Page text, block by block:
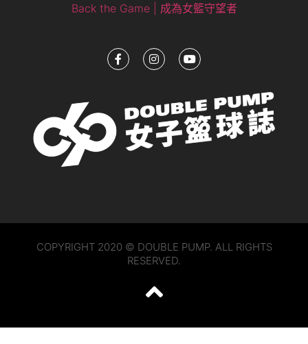
Back the Game | 成為女籃守望者
COPYRIGHT 2020 © DOUBLE PUMP. ALL RIGHTS
RESERVED.